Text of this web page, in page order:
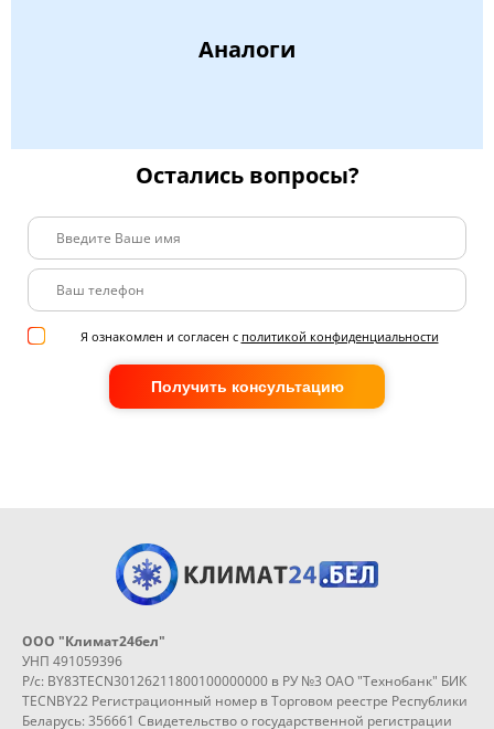
Аналоги
Остались вопросы?
Я ознакомлен и согласен с политикой конфиденциальности
Получить консультацию
ООО "Климат24бел"
УНП 491059396
Р/с: BY83TECN30126211800100000000 в РУ №3 ОАО "Технобанк" БИК
TECNBY22 Регистрационный номер в Торговом реестре Республики
Беларусь: 356661 Свидетельство о государственной регистрации